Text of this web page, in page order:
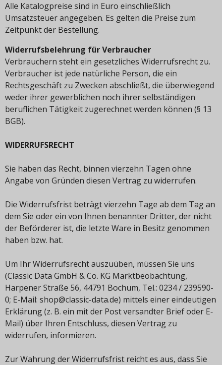
Alle Katalogpreise sind in Euro einschließlich
Umsatzsteuer angegeben. Es gelten die Preise zum
Zeitpunkt der Bestellung.
Widerrufsbelehrung für Verbraucher
Verbrauchern steht ein gesetzliches Widerrufsrecht zu.
Verbraucher ist jede natürliche Person, die ein
Rechtsgeschäft zu Zwecken abschließt, die überwiegend
weder ihrer gewerblichen noch ihrer selbständigen
beruflichen Tätigkeit zugerechnet werden können (§ 13
BGB).
WIDERRUFSRECHT
Sie haben das Recht, binnen vierzehn Tagen ohne
Angabe von Gründen diesen Vertrag zu widerrufen.
Die Widerrufsfrist beträgt vierzehn Tage ab dem Tag an
dem Sie oder ein von Ihnen benannter Dritter, der nicht
der Beförderer ist, die letzte Ware in Besitz genommen
haben bzw. hat.
Um Ihr Widerrufsrecht auszuüben, müssen Sie uns
(Classic Data GmbH & Co. KG Marktbeobachtung,
Harpener Straße 56, 44791 Bochum, Tel.: 0234 / 239590-
0; E-Mail: shop@classic-data.de) mittels einer eindeutigen
Erklärung (z. B. ein mit der Post versandter Brief oder E-
Mail) über Ihren Entschluss, diesen Vertrag zu
widerrufen, informieren.
Zur Wahrung der Widerrufsfrist reicht es aus, dass Sie